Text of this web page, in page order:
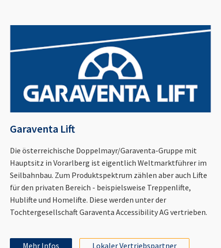
Garaventa Lift
Die österreichische Doppelmayr/Garaventa-Gruppe mit
Hauptsitz in Vorarlberg ist eigentlich Weltmarktführer im
Seilbahnbau. Zum Produktspektrum zählen aber auch Lifte
für den privaten Bereich - beispielsweise Treppenlifte,
Hublifte und Homelifte. Diese werden unter der
Tochtergesellschaft Garaventa Accessibility AG vertrieben.
Mehr Infos Lokaler Vertriebspartner